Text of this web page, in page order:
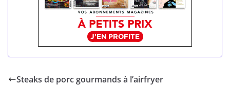
Steaks de porc gourmands à l’airfryer